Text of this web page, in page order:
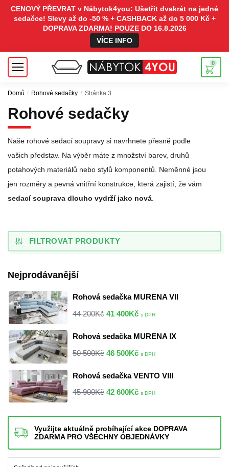
CENOVÝ PŘEVRAT v Nábytok4you: Ušetřit dvakrát na jedné
sedačce! Slevy až do -50 % + CASHBACK až do 5 000 Kč +
DOPRAVA ZDARMA! POUZE DO 16.8.2026
VÍCE INFO
0
Domů / Rohové sedačky / Stránka 3
Rohové sedačky
Naše rohové sedací soupravy si navrhnete přesně podle
vašich představ. Na výběr máte z množství barev, druhů
potahových materiálů nebo stylů komponentů. Neměnné jsou
jen rozměry a pevná vnitřní konstrukce, která zajistí, že vám
sedací souprava dlouho vydrží jako nová
FILTROVAT PRODUKTY
Nejprodávanější
Rohová sedačka MURENA VII
44 200Kč 41 400Kč s DPH
Rohová sedačka MURENA IX
50 500Kč 46 500Kč s DPH
Rohová sedačka VENTO VIII
45 900Kč 42 600Kč s DPH